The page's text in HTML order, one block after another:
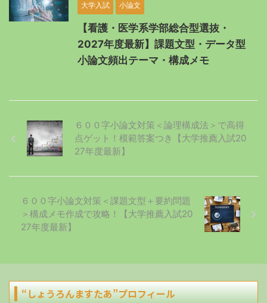
大学入試 小論文
【看護・医学系学部総合型選抜・
2027年度最新】課題文型・データ型
小論文頻出テーマ・構成メモ
６００字小論文対策＜論理構成法＞で高得
点ゲット！模範答案つき【大学推薦入試20
27年度最新】
６００字小論文対策＜課題文型＋要約問題
＞構成メモ作成で攻略！【大学推薦入試20
27年度最新】
“しょうろんますたあ”プロフィール